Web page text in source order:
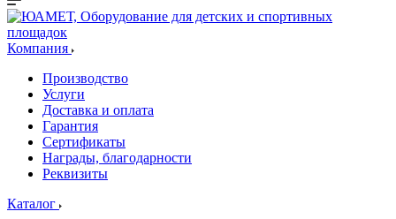
Компания
Производство
Услуги
Доставка и оплата
Гарантия
Сертификаты
Награды, благодарности
Реквизиты
Каталог